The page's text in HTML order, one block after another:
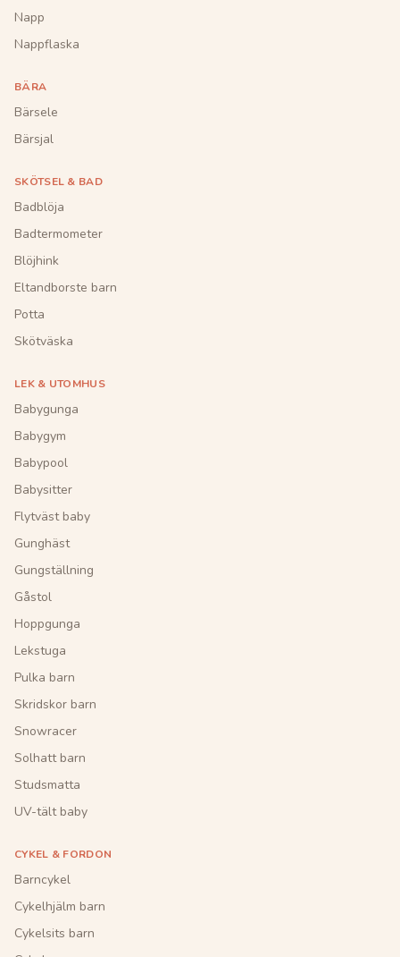
Napp
Nappflaska
BÄRA
Bärsele
Bärsjal
SKÖTSEL & BAD
Badblöja
Badtermometer
Blöjhink
Eltandborste barn
Potta
Skötväska
LEK & UTOMHUS
Babygunga
Babygym
Babypool
Babysitter
Flytväst baby
Gunghäst
Gungställning
Gåstol
Hoppgunga
Lekstuga
Pulka barn
Skridskor barn
Snowracer
Solhatt barn
Studsmatta
UV-tält baby
CYKEL & FORDON
Barncykel
Cykelhjälm barn
Cykelsits barn